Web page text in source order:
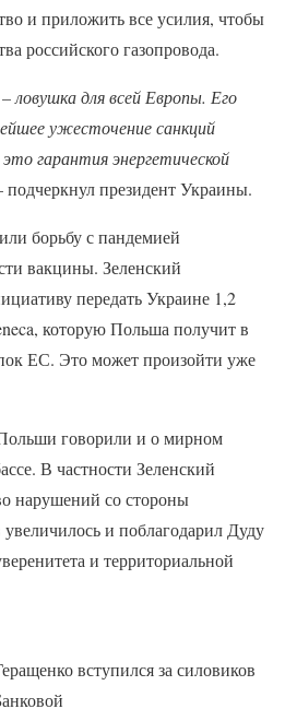
и приложить все усилия, чтобы
российского газопровода.
для всей Европы. Его
ужесточение санкций
гарантия энергетической
подчеркнул президент Украины.
борьбу с пандемией
вакцины. Зеленский
передать Украине 1,2
которую Польша получит в
ЕС. Это может произойти уже
говорили и о мирном
В частности Зеленский
нарушений со стороны
и поблагодарил Дуду
и территориальной
вступился за силовиков